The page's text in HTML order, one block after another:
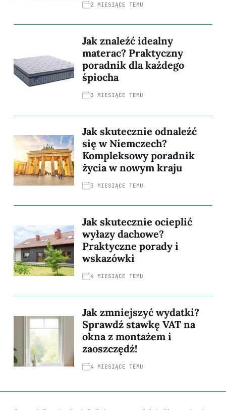
2 MIESIĄCE TEMU
Jak znaleźć idealny
materac? Praktyczny
poradnik dla każdego
śpiocha
3 MIESIĄCE TEMU
Jak skutecznie odnaleźć
się w Niemczech?
Kompleksowy poradnik
życia w nowym kraju
3 MIESIĄCE TEMU
Jak skutecznie ocieplić
wyłazy dachowe?
Praktyczne porady i
wskazówki
4 MIESIĄCE TEMU
Jak zmniejszyć wydatki?
Sprawdź stawkę VAT na
okna z montażem i
zaoszczędź!
4 MIESIĄCE TEMU